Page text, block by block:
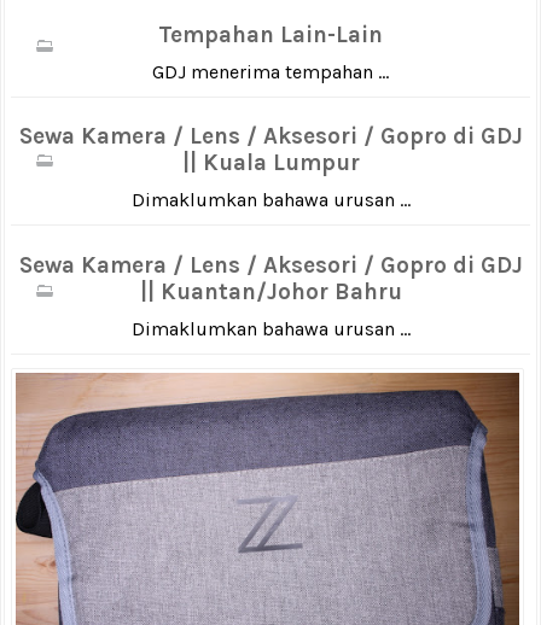
Tempahan Lain-Lain
GDJ menerima tempahan ...
Sewa Kamera / Lens / Aksesori / Gopro di GDJ
|| Kuala Lumpur
Dimaklumkan bahawa urusan ...
Sewa Kamera / Lens / Aksesori / Gopro di GDJ
|| Kuantan/Johor Bahru
Dimaklumkan bahawa urusan ...